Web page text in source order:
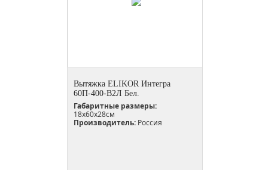
Вытяжка ELIKOR Интегра
60П-400-В2Л Бел.
Габаритные размеры:
18х60х28см
Производитель: Россия